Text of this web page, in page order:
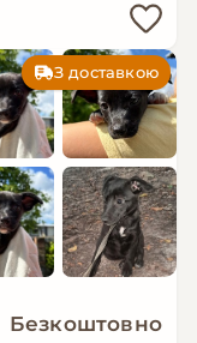
З доставкою
Безкоштовно